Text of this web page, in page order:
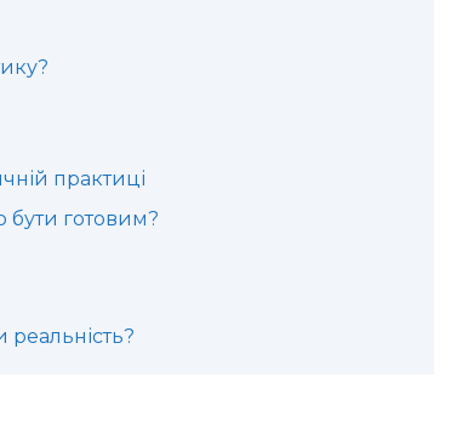
практиці
бути готовим?